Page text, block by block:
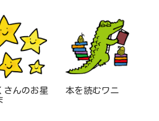
さんのお星
本を読むワニ